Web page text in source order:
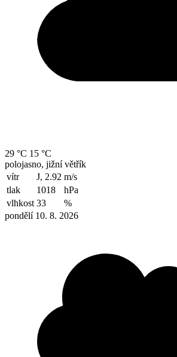
29 °C 15 °C
polojasno, jižní větřík
vítr
J, 2.92 m/s
tlak
1018
hPa
vlhkost 33
%
pondělí 10. 8. 2026